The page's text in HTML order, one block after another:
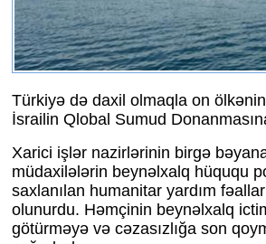
Türkiyə də daxil olmaqla on
İsrailin Qlobal Sumud
Xarici işlər nazirlərinin birgə
müdaxilələrin beynəlxalq hüququ
saxlanılan humanitar yardım
olunurdu. Həmçinin beynəlxalq
götürməyə və cəzasızlığa son